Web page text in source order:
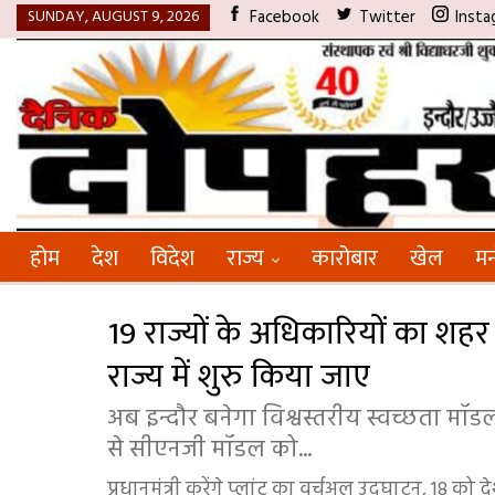
SUNDAY, AUGUST 9, 2026 Facebook Twitter
होम देश विदेश राज्य कारोबार खेल
19 राज्यों के अधिकारियों का
राज्य में शुरु किया जाए
अब इन्दौर बनेगा विश्वस्तरीय स्वच्छता
से सीएनजी मॉडल को...